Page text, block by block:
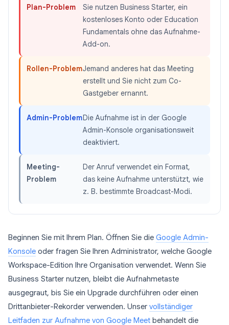
Plan-Problem
Sie nutzen Business Starter, ein
kostenloses Konto oder Education
Fundamentals ohne das Aufnahme-
Add-on.
Rollen-ProblemJemand anderes hat das Meeting
erstellt und Sie nicht zum Co-
Gastgeber ernannt.
Admin-ProblemDie Aufnahme ist in der Google
Admin-Konsole organisationsweit
deaktiviert.
Meeting-
Problem
Der Anruf verwendet ein Format,
das keine Aufnahme unterstützt, wie
z. B. bestimmte Broadcast-Modi.
Beginnen Sie mit Ihrem Plan. Öffnen Sie die Google Admin-
Konsole oder fragen Sie Ihren Administrator, welche Google
Workspace-Edition Ihre Organisation verwendet. Wenn Sie
Business Starter nutzen, bleibt die Aufnahmetaste
ausgegraut, bis Sie ein Upgrade durchführen oder einen
Drittanbieter-Rekorder verwenden. Unser vollständiger
Leitfaden zur Aufnahme von Google Meet behandelt die